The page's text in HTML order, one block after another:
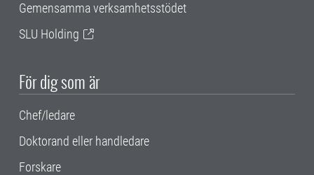
Gemensamma verksamhetsstödet
SLU Holding
För dig som är
Chef/ledare
Doktorand eller handledare
Forskare